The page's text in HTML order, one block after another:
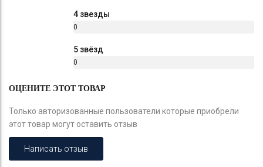
4 звезды
0
5 звёзд
0
ОЦЕНИТЕ ЭТОТ ТОВАР
Только авторизованные пользователи которые приобрели
этот товар могут оставить отзыв
Написать отзыв